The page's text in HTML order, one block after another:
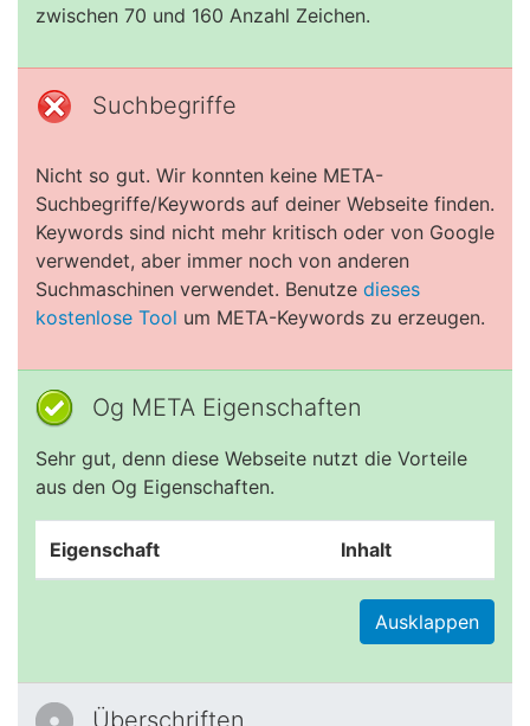
zwischen 70 und 160 Anzahl Zeichen.
Suchbegriffe
Nicht so gut. Wir konnten keine META-
Suchbegriffe/Keywords auf deiner Webseite finden.
Keywords sind nicht mehr kritisch oder von Google
verwendet, aber immer noch von anderen
Suchmaschinen verwendet. Benutze dieses
kostenlose Tool um META-Keywords zu erzeugen.
Og META Eigenschaften
Sehr gut, denn diese Webseite nutzt die Vorteile
aus den Og Eigenschaften.
Eigenschaft Inhalt
Ausklappen
Überschriften